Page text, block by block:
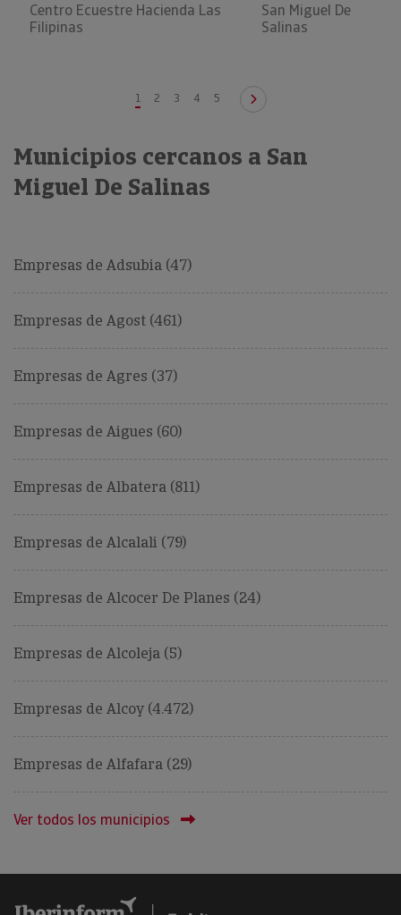
Centro Ecuestre Hacienda Las
Filipinas
San Miguel De
Salinas
1 2 3 4 5
Municipios cercanos a San
Miguel De Salinas
Empresas de Adsubia (47)
Empresas de Agost (461)
Empresas de Agres (37)
Empresas de Aigues (60)
Empresas de Albatera (811)
Empresas de Alcalali (79)
Empresas de Alcocer De Planes (24)
Empresas de Alcoleja (5)
Empresas de Alcoy (4.472)
Empresas de Alfafara (29)
Ver todos los municipios